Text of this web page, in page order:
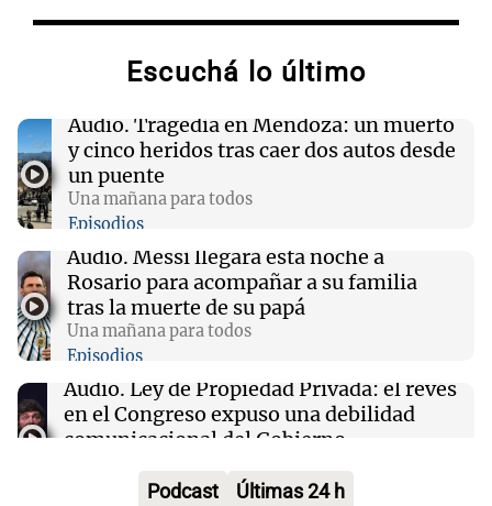
13:57 Una mañana para todos
heridos tras caer dos autos desde un puente
Sociedad
“Santa Fe te abraza”: el mensaje de Pullaro
tras la muerte de Jorge Messi
13:31 Una mañana para todos
Messi llegará esta noche a Rosario para
acompañar a su familia tras la muerte de su
papá
13:20 Sociedad
“Jorge hizo todo bien”: el mensaje de Chiqui
Tapia tras la muerte del padre de Messi
Escuchá lo último
Audio. Tragedia en Mendoza: un muerto
y cinco heridos tras caer dos autos desde
un puente
Una mañana para todos
Episodios
Audio. Messi llegará esta noche a
Rosario para acompañar a su familia
tras la muerte de su papá
Una mañana para todos
Episodios
Audio. Ley de Propiedad Privada: el revés
en el Congreso expuso una debilidad
comunicacional del Gobierno
Podcast Últimas 24 h